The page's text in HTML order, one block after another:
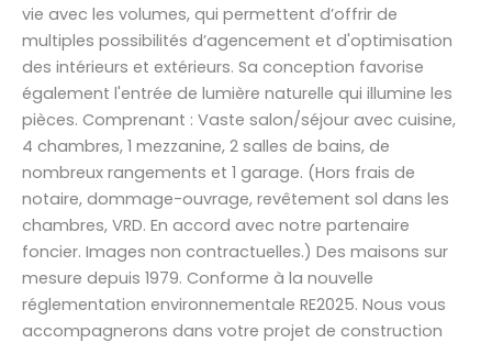
vie avec les volumes, qui permettent d’offrir de
multiples possibilités d’agencement et d'optimisation
des intérieurs et extérieurs. Sa conception favorise
également l'entrée de lumière naturelle qui illumine les
pièces. Comprenant : Vaste salon/séjour avec cuisine,
4 chambres, 1 mezzanine, 2 salles de bains, de
nombreux rangements et 1 garage. (Hors frais de
notaire, dommage-ouvrage, revêtement sol dans les
chambres, VRD. En accord avec notre partenaire
foncier. Images non contractuelles.) Des maisons sur
mesure depuis 1979. Conforme à la nouvelle
réglementation environnementale RE2025. Nous vous
accompagnerons dans votre projet de construction